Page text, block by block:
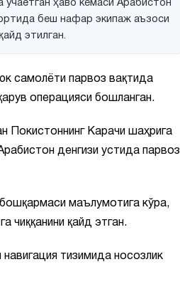
ҳаво кемаси Арабистон
беш нафар экипаж аъзоси
этилган.
самолёти парвоз вақтида
операцияси бошланган.
Покистоннинг Карачи шаҳрига
денгизи устида парвоз
маълумотига кўра,
чиққанини қайд этган.
тизимида носозлик